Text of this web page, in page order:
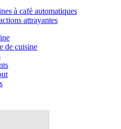
à café automatiques
attrayantes
de cuisine